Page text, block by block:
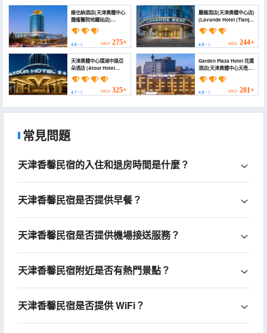
維也納酒店(天津奧體中心
腫瘤醫院地鐵站店)
(Vienna Hotel (Tianjin
Olympic Center Tumor
Hospital Subway
Station Branch))
4.8 / 5 HKD 275+
麗楓酒店(天津奧體中心店)
(Lavande Hotel (Tianjin
Olympic Sports
Center))
4.8/ 5 HKD 244+
天津奧體中心環湖中路亞
朵酒店 (Atour Hotel
(Central Huanhu Road
Tianjin Olympic Sports
Center))
4.7 / 5 HKD 325+
Garden Plaza Hotel 花廣
酒店(天津奧體中心天塔湖
店) (Garden Plaza Hotel)
4.8/ 5 HKD 281+
常見問題
天津香馨民宿的入住和退房時間是什麼？
天津香馨民宿是否提供早餐？
天津香馨民宿是否提供機場接送服務？
天津香馨民宿附近是否有熱門景點？
天津香馨民宿是否提供 WiFi？